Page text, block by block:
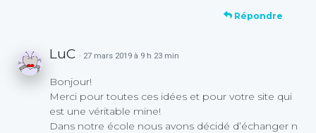
Répondre
LuC · 27 mars 2019 à 9 h 23 min
Bonjour!
Merci pour toutes ces idées et pour votre site qui
est une véritable mine!
Dans notre école nous avons décidé d’échanger n